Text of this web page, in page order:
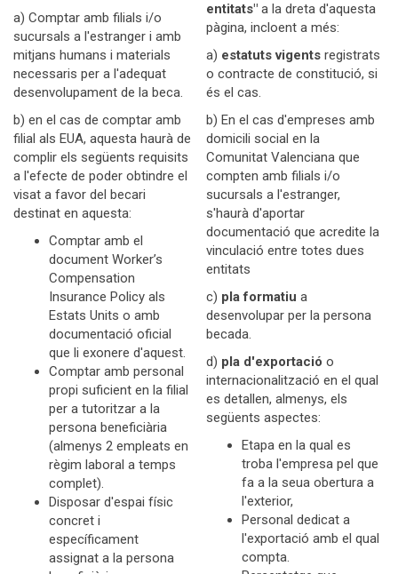
a) Comptar amb filials i/o
sucursals a l'estranger i amb
mitjans humans i materials
necessaris per a l'adequat
desenvolupament de la beca.
b) en el cas de comptar amb
filial als EUA, aquesta haurà de
complir els següents requisits
a l'efecte de poder obtindre el
visat a favor del becari
destinat en aquesta:
Comptar amb el
document Worker’s
Compensation
Insurance Policy als
Estats Units o amb
documentació oficial
que li exonere d'aquest.
Comptar amb personal
propi suficient en la filial
per a tutoritzar a la
persona beneficiària
(almenys 2 empleats en
règim laboral a temps
complet).
Disposar d'espai físic
concret i
específicament
assignat a la persona
entitats" a la dreta d'aquesta
pàgina, incloent a més:
a) estatuts vigents registrats
o contracte de constitució, si
és el cas.
b) En el cas d'empreses amb
domicili social en la
Comunitat Valenciana que
compten amb filials i/o
sucursals a l'estranger,
s'haurà d'aportar
documentació que acredite la
vinculació entre totes dues
entitats
c) pla formatiu a
desenvolupar per la persona
becada.
d) pla d'exportació o
internacionalització en el qual
es detallen, almenys, els
següents aspectes:
Etapa en la qual es
troba l'empresa pel que
fa a la seua obertura a
l'exterior,
Personal dedicat a
l'exportació amb el qual
compta.